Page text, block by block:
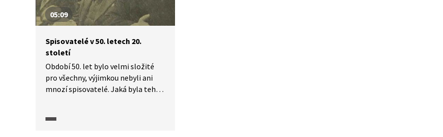
05:09
Spisovatelé v 50. letech 20.
století
Období 50. let bylo velmi složité
pro všechny, výjimkou nebyli ani
mnozí spisovatelé. Jaká byla tehdy
československých spisovatelů a co